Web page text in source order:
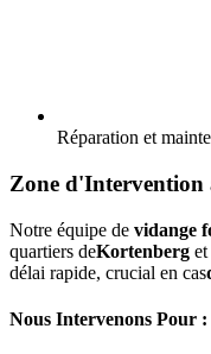
Réparation et
Zone d'Intervention
Notre équipe de vidange
quartiers deKortenberg
délai rapide, crucial en cas
Nous Intervenons Pour :